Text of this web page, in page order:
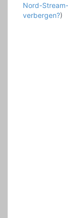
Nord-
verbergen?)